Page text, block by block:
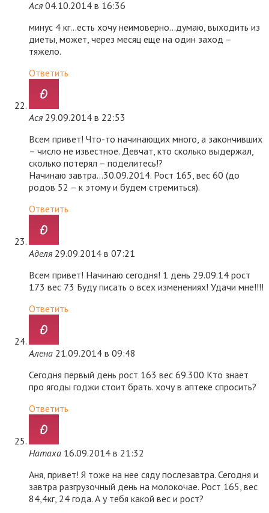
Ася 04.10.2014 в 16:36
минус 4 кг…есть хочу неимоверно…думаю, выходить из
диеты, может, через месяц еще на один заход –
тяжело.
Ответить
Ася 29.09.2014 в 22:53
Всем привет! Что-то начинающих много, а закончивших
– число не известное. Девчат, кто сколько выдержал,
сколько потерял – поделитесь!?
Начинаю завтра…30.09.2014. Рост 165, вес 60 (до
родов 52 – к этому и будем стремиться).
Ответить
Аделя 29.09.2014 в 07:21
Всем привет! Начинаю сегодня! 1 день 29.09.14 рост
173 вес 73 Буду писать о всех изменениях! Удачи мне!!!!
Ответить
Алена 21.09.2014 в 09:48
Сегодня первый день рост 163 вес 69.300 Кто знает
про ягоды годжи стоит брать. хочу в аптеке спросить?
Ответить
Натаха 16.09.2014 в 21:32
Аня, привет! Я тоже на нее сяду послезавтра. Сегодня и
завтра разгрузочный день на молокочае. Рост 165, вес
84,4кг, 24 года. А у тебя какой вес и рост?